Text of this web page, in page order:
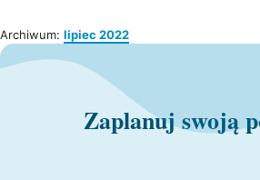
Archiwum: lipiec 2022
Zaplanuj swoją